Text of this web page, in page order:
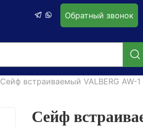
Обратный звонок
Сейф встраиваемый VALBERG AW-
Сейф